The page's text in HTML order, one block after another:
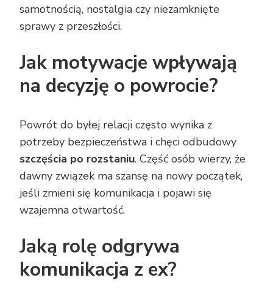
samotnością, nostalgia czy niezamknięte
sprawy z przeszłości.
Jak motywacje wpływają
na decyzję o powrocie?
Powrót do byłej relacji często wynika z
potrzeby bezpieczeństwa i chęci odbudowy
szczęścia po rozstaniu. Część osób wierzy, że
dawny związek ma szansę na nowy początek,
jeśli zmieni się komunikacja i pojawi się
wzajemna otwartość.
Jaką rolę odgrywa
komunikacja z ex?